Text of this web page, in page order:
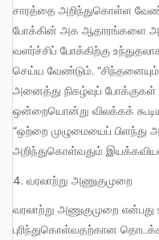
சாரத்தை அறிந்துகொள்ள
போக்கின் அக ஆதாரங்களை
வளர்ச்சிப் போக்கிற்கு
செய்ய வேண்டும்.
அனைத்து நிகழ்வுப்
ஒன்றையொன்று விலக்கக்
“ஒற்றை முழுமையைப்
அறிந்துகொள்வதும்
4. வரலாற்று அணுகுமுறை
வரலாற்று அணுகுமுறை என்பது உண்மையை சரியாக
புரிந்துகொள்வதற்கான